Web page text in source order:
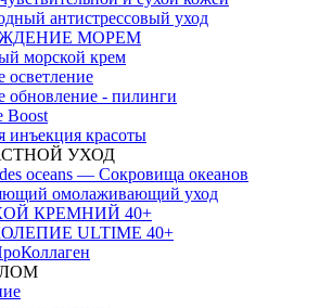
антистрессовый уход
МОРЕМ
морской крем
осветление
обновление - пилинги
Boost
инъекция красоты
УХОД
oceans — Сокровища океанов
омолаживающий уход
КРЕМНИЙ 40+
ULTIME 40+